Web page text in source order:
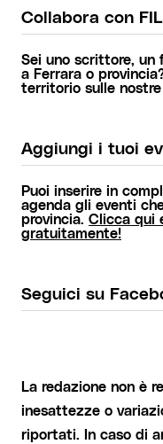
Collabora con
Sei uno scrittore, un
a Ferrara o
territorio sulle
Aggiungi i tuoi
Puoi inserire in
agenda gli eventi
provincia. Clicca qui
gratuitamente!
Seguici su
La redazione non è
inesattezze o
riportati. In caso di